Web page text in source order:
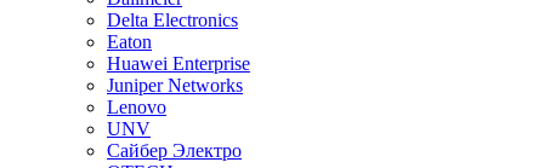
Delta Electronics
Eaton
Huawei Enterprise
Juniper Networks
Lenovo
UNV
Сайбер Электро